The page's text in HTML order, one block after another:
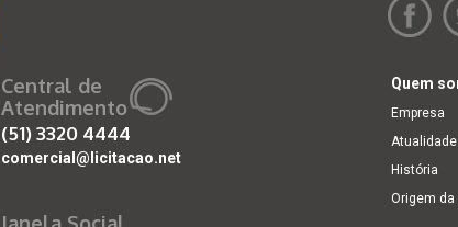
Central de
Atendimento
(51)3320 4444
comercial@licitacao.net
Quem
Empresa
Atualidade
História
Origem